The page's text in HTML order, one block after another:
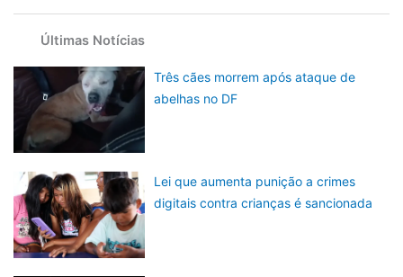
Últimas Notícias
Três cães morrem após ataque de
abelhas no DF
Lei que aumenta punição a crimes
digitais contra crianças é sancionada